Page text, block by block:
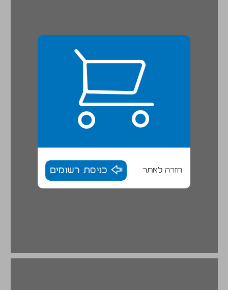
חזרה לאתר כניסת רשומים